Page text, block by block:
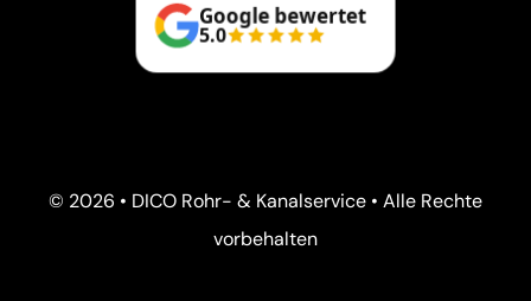
Google bewertet
5.0
© 2026 • DICO Rohr- & Kanalservice • Alle Rechte
vorbehalten